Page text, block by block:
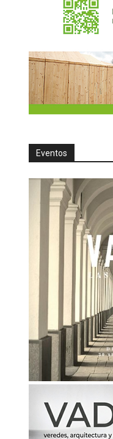
Eventos